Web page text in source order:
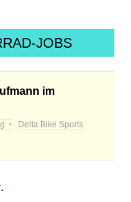
JOBS
im
Delta Bike Sports
.